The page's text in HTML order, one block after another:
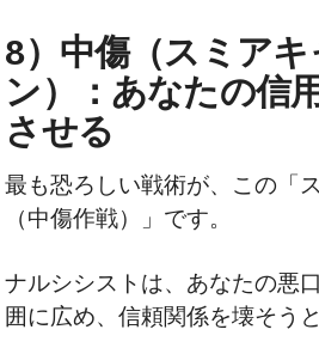
8）中傷（スミア
ン）：あなたの信
させる
最も恐ろしい戦術が、この「
（中傷作戦）」です。
ナルシシストは、あなたの悪
囲に広め、信頼関係を壊そうと